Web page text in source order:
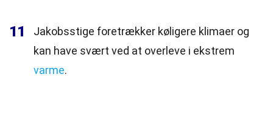
11
Jakobsstige foretrækker køligere klimaer og
kan have svært ved at overleve i ekstrem
varme.